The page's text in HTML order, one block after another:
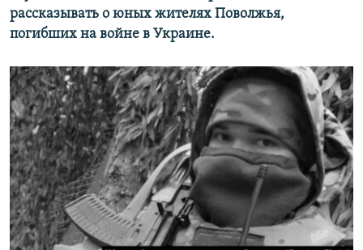
рассказывать о юных жителях Поволжья,
погибших на войне в Украине.